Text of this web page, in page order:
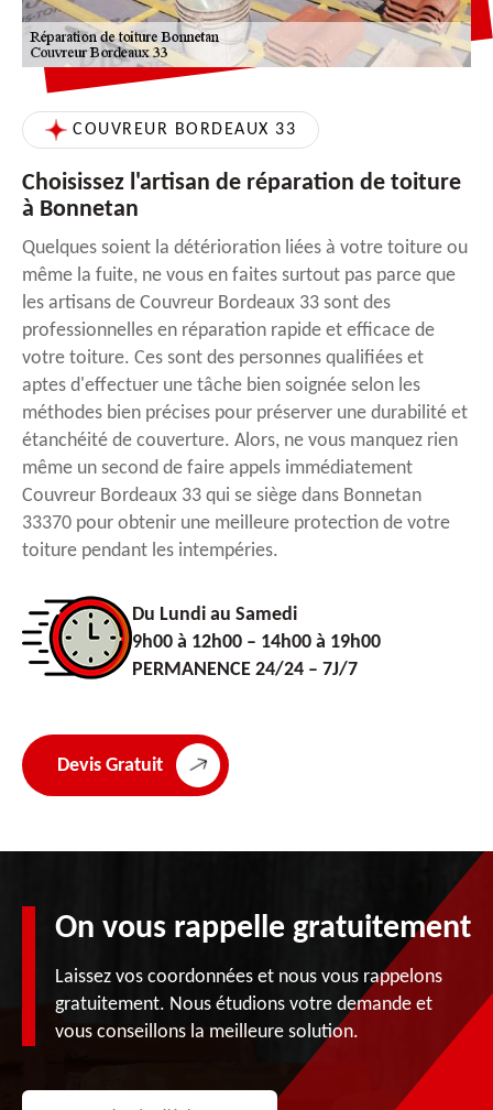
COUVREUR BORDEAUX 33
Choisissez l'artisan de réparation de toiture
à Bonnetan
Quelques soient la détérioration liées à votre toiture ou
même la fuite, ne vous en faites surtout pas parce que
les artisans de Couvreur Bordeaux 33 sont des
professionnelles en réparation rapide et efficace de
votre toiture. Ces sont des personnes qualifiées et
aptes d'effectuer une tâche bien soignée selon les
méthodes bien précises pour préserver une durabilité et
étanchéité de couverture. Alors, ne vous manquez rien
même un second de faire appels immédiatement
Couvreur Bordeaux 33 qui se siège dans Bonnetan
33370 pour obtenir une meilleure protection de votre
toiture pendant les intempéries.
Du Lundi au Samedi
9h00 à 12h00 – 14h00 à 19h00
PERMANENCE 24/24 – 7J/7
Devis Gratuit
On vous rappelle gratuitement
Laissez vos coordonnées et nous vous rappelons
gratuitement. Nous étudions votre demande et
vous conseillons la meilleure solution.